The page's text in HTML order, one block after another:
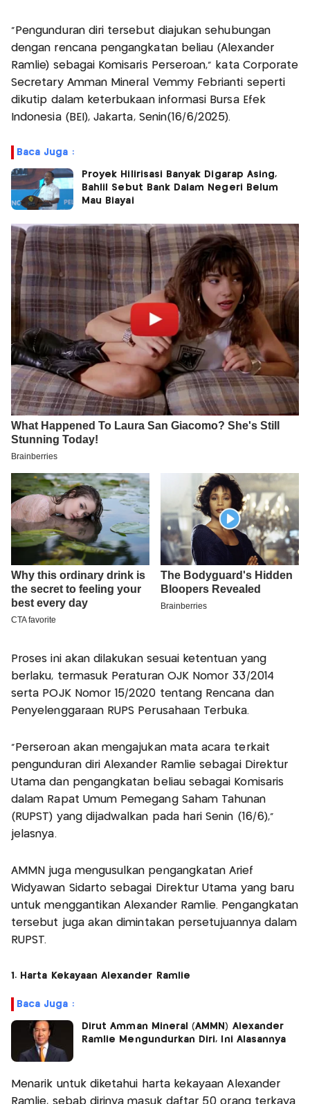
“Pengunduran diri tersebut diajukan sehubungan
dengan rencana pengangkatan beliau (Alexander
Ramlie) sebagai Komisaris Perseroan,” kata Corporate
Secretary Amman Mineral Vemmy Febrianti seperti
dikutip dalam keterbukaan informasi Bursa Efek
Indonesia (BEI), Jakarta, Senin(16/6/2025).
Baca Juga :
Proyek Hilirisasi Banyak Digarap Asing,
Bahlil Sebut Bank Dalam Negeri Belum
Mau Biayai
Proses ini akan dilakukan sesuai ketentuan yang
berlaku, termasuk Peraturan OJK Nomor 33/2014
serta POJK Nomor 15/2020 tentang Rencana dan
Penyelenggaraan RUPS Perusahaan Terbuka.
"Perseroan akan mengajukan mata acara terkait
pengunduran diri Alexander Ramlie sebagai Direktur
Utama dan pengangkatan beliau sebagai Komisaris
dalam Rapat Umum Pemegang Saham Tahunan
(RUPST) yang dijadwalkan pada hari Senin (16/6),”
jelasnya.
AMMN juga mengusulkan pengangkatan Arief
Widyawan Sidarto sebagai Direktur Utama yang baru
untuk menggantikan Alexander Ramlie. Pengangkatan
tersebut juga akan dimintakan persetujuannya dalam
RUPST.
1. Harta Kekayaan Alexander Ramlie
Baca Juga :
Dirut Amman Mineral (AMMN) Alexander
Ramlie Mengundurkan Diri, Ini Alasannya
Menarik untuk diketahui harta kekayaan Alexander
Ramlie, sebab dirinya masuk daftar 50 orang terkaya